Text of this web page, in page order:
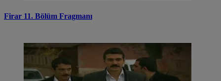
Firar 11. Bölüm Fragmanı